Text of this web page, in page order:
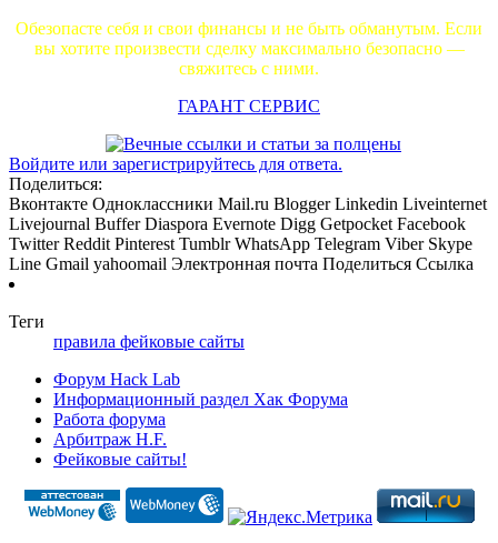
Обезопасте себя и свои финансы и не быть обманутым. Если
вы хотите произвести сделку максимально безопасно —
свяжитесь с ними.
ГАРАНТ СЕРВИС
Войдите или зарегистрируйтесь для ответа.
Поделиться:
Вконтакте Одноклассники Mail.ru Blogger Linkedin Liveinternet
Livejournal Buffer Diaspora Evernote Digg Getpocket Facebook
Twitter Reddit Pinterest Tumblr WhatsApp Telegram Viber Skype
Line Gmail yahoomail Электронная почта Поделиться Ссылка
Теги
правила фейковые сайты
Форум Hack Lab
Информационный раздел Хак Форума
Работа форума
Арбитраж H.F.
Фейковые сайты!